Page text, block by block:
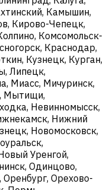
Камышин,
Кирово-Чепецк,
Комсомольск-
Краснодар,
Кузнецк, Курган,
Липецк,
Миасс, Мичуринск,
Мытищи,
Невинномысск,
Нижний
Новомосковск,
Уренгой,
Одинцово,
Оренбург, Орехово-